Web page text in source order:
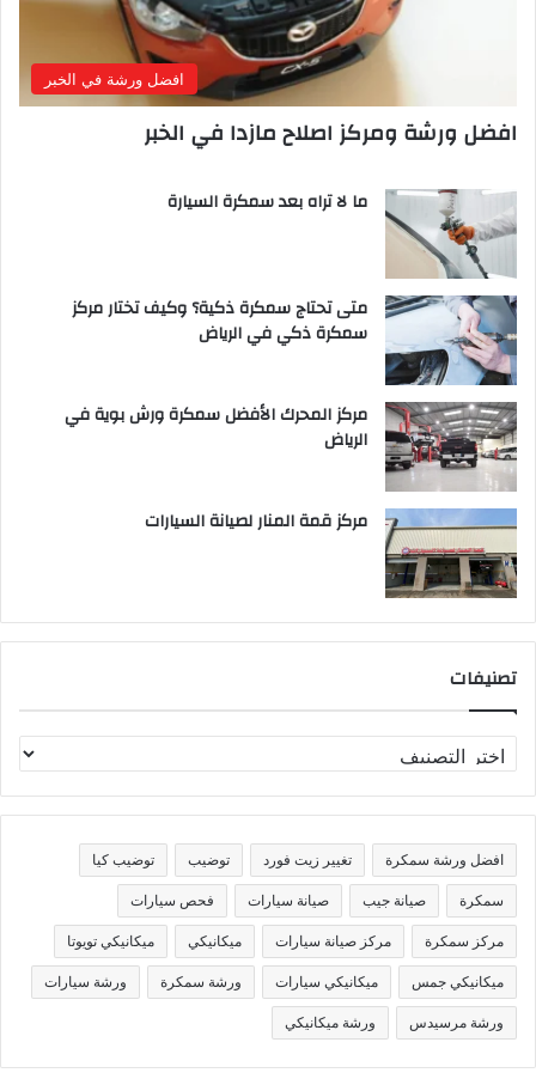
افضل ورشة في الخبر
افضل ورشة ومركز اصلاح مازدا في الخبر
ما لا تراه بعد سمكرة السيارة
متى تحتاج سمكرة ذكية؟ وكيف تختار مركز
سمكرة ذكي في الرياض
مركز المحرك الأفضل سمكرة ورش بوية في
الرياض
مركز قمة المنار لصيانة السيارات
تصنيفات
ص
ن
ف
ا
افضل ورشة سمكرة تغيير زيت فورد توضيب توضيب كيا
سمكرة صيانة جيب صيانة سيارات فحص سيارات
مركز سمكرة مركز صيانة سيارات ميكانيكي ميكانيكي تويوتا
ميكانيكي جمس ميكانيكي سيارات ورشة سمكرة ورشة سيارات
ورشة مرسيدس ورشة ميكانيكي